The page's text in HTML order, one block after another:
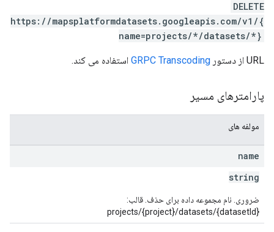
DELETE
https://mapsplatformdatasets.googleapis.com/v1/{
name=projects/*/datasets/*}
URL از دستور GRPC Transcoding استفاده می کند.
پارامترهای مسیر
مولفه های
name
string
ضروری. نام مجموعه داده برای حذف. قالب:
projects/{project}/datasets/{datasetId}